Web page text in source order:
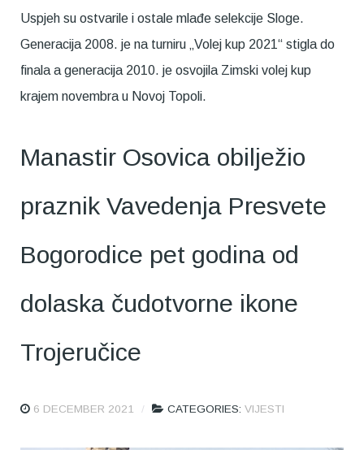
Uspjeh su ostvarile i ostale mlađe selekcije Sloge.
Generacija 2008. je na turniru „Volej kup 2021“ stigla do
finala a generacija 2010. je osvojila Zimski volej kup
krajem novembra u Novoj Topoli.
Manastir Osovica obilježio
praznik Vavedenja Presvete
Bogorodice pet godina od
dolaska čudotvorne ikone
Trojeručice
6 DECEMBER 2021 CATEGORIES: VIJESTI